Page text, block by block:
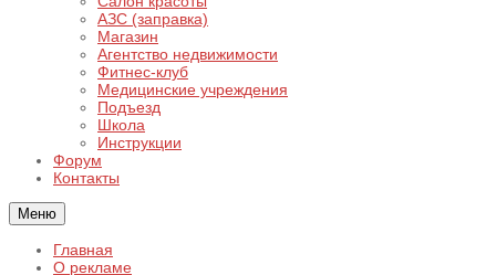
АЗС (заправка)
Магазин
Агентство недвижимости
Фитнес-клуб
Медицинские учреждения
Подъезд
Школа
Инструкции
Форум
Контакты
Меню
Главная
О рекламе